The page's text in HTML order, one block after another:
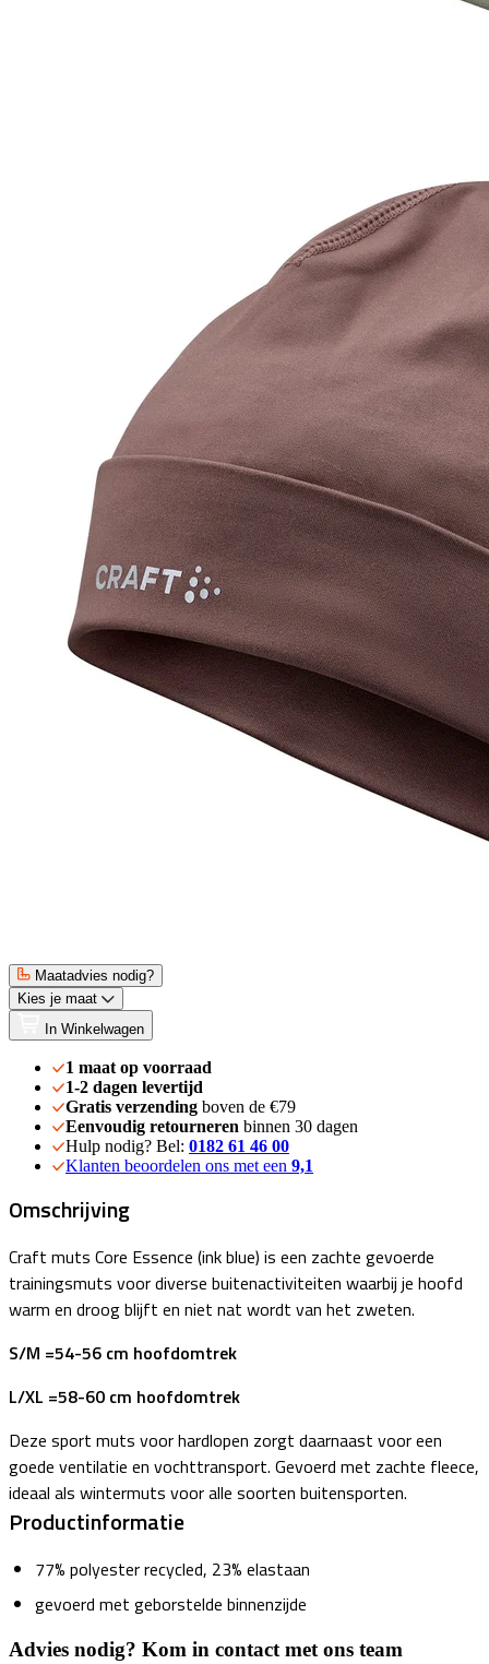
Maatadvies nodig?
Kies je maat
In Winkelwagen
1 maat op voorraad
1-2 dagen levertijd
Gratis verzending boven de €79
Eenvoudig retourneren binnen 30 dagen
Hulp nodig? Bel: 0182 61 46 00
Klanten beoordelen ons met een 9,1
Omschrijving
Craft muts Core Essence (ink blue) is een zachte gevoerde
trainingsmuts voor diverse buitenactiviteiten waarbij je hoofd
warm en droog blijft en niet nat wordt van het zweten.
S/M =54-56 cm hoofdomtrek
L/XL =58-60 cm hoofdomtrek
Deze sport muts voor hardlopen zorgt daarnaast voor een
goede ventilatie en vochttransport. Gevoerd met zachte fleece,
ideaal als wintermuts voor alle soorten buitensporten.
Productinformatie
77% polyester recycled, 23% elastaan
gevoerd met geborstelde binnenzijde
Advies nodig? Kom in contact met ons team